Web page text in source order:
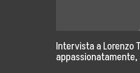
Radio
Intervista a Lorenzo
appassionatamente,